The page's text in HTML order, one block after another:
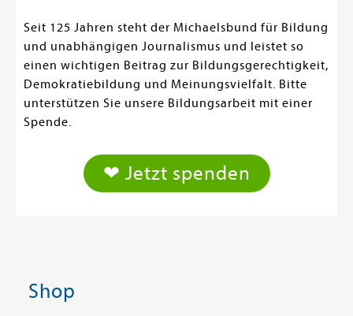
Seit 125 Jahren steht der Michaelsbund für Bildung
und unabhängigen Journalismus und leistet so
einen wichtigen Beitrag zur Bildungsgerechtigkeit,
Demokratiebildung und Meinungsvielfalt. Bitte
unterstützen Sie unsere Bildungsarbeit mit einer
Spende.
❤ Jetzt spenden
Shop